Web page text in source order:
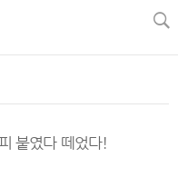
붙였다 떼었다!